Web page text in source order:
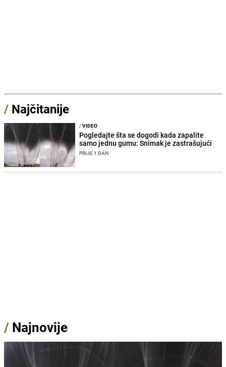
/ Najčitanije
/VIDEO
Pogledajte šta se dogodi kada zapalite
samo jednu gumu: Snimak je zastrašujući
PRIJE 1 DAN
/ Najnovije